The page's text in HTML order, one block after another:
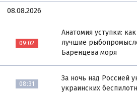
08.08.2026
09:02
Анатомия уступки:
лучшие
Баренцева моря
08:31
За ночь над Россией
украинских